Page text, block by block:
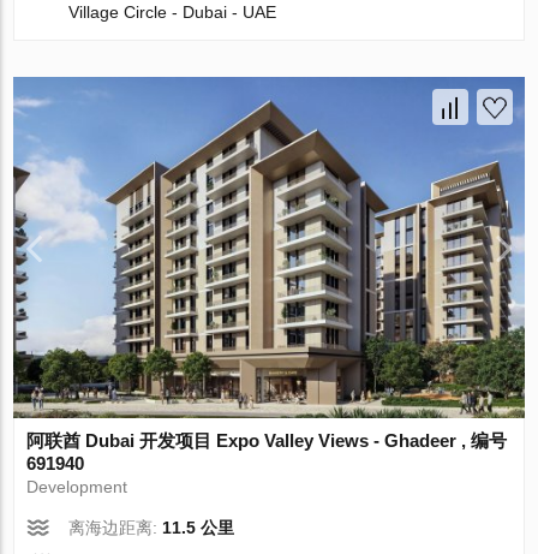
Village Circle - Dubai - UAE
阿联酋 Dubai 开发项目 Expo Valley Views - Ghadeer , 编号
691940
Development
离海边距离: 11.5 公里